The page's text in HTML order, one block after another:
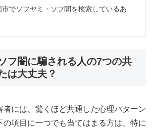
市でソフヤミ・ソフ闇を検索しているあ
フ闇に騙される人の7つの共
は大丈夫？
者には、驚くほど共通した心理パターン
の項目に一つでも当てはまる方は、特に